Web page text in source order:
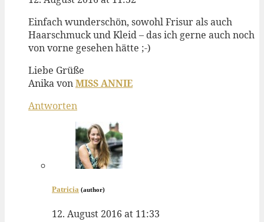
Einfach wunderschön, sowohl Frisur als auch
Haarschmuck und Kleid – das ich gerne auch noch
von vorne gesehen hätte ;-)
Liebe Grüße
Anika vonMISS ANNIE
Antworten
Patricia (author)
12. August 2016 at 11:33